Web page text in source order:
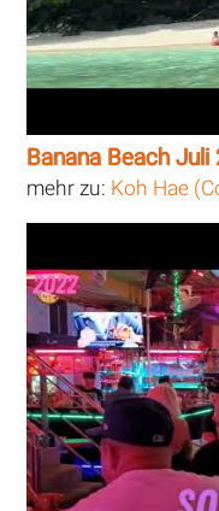
Banana Beach Juli
mehr zu: Koh Hae